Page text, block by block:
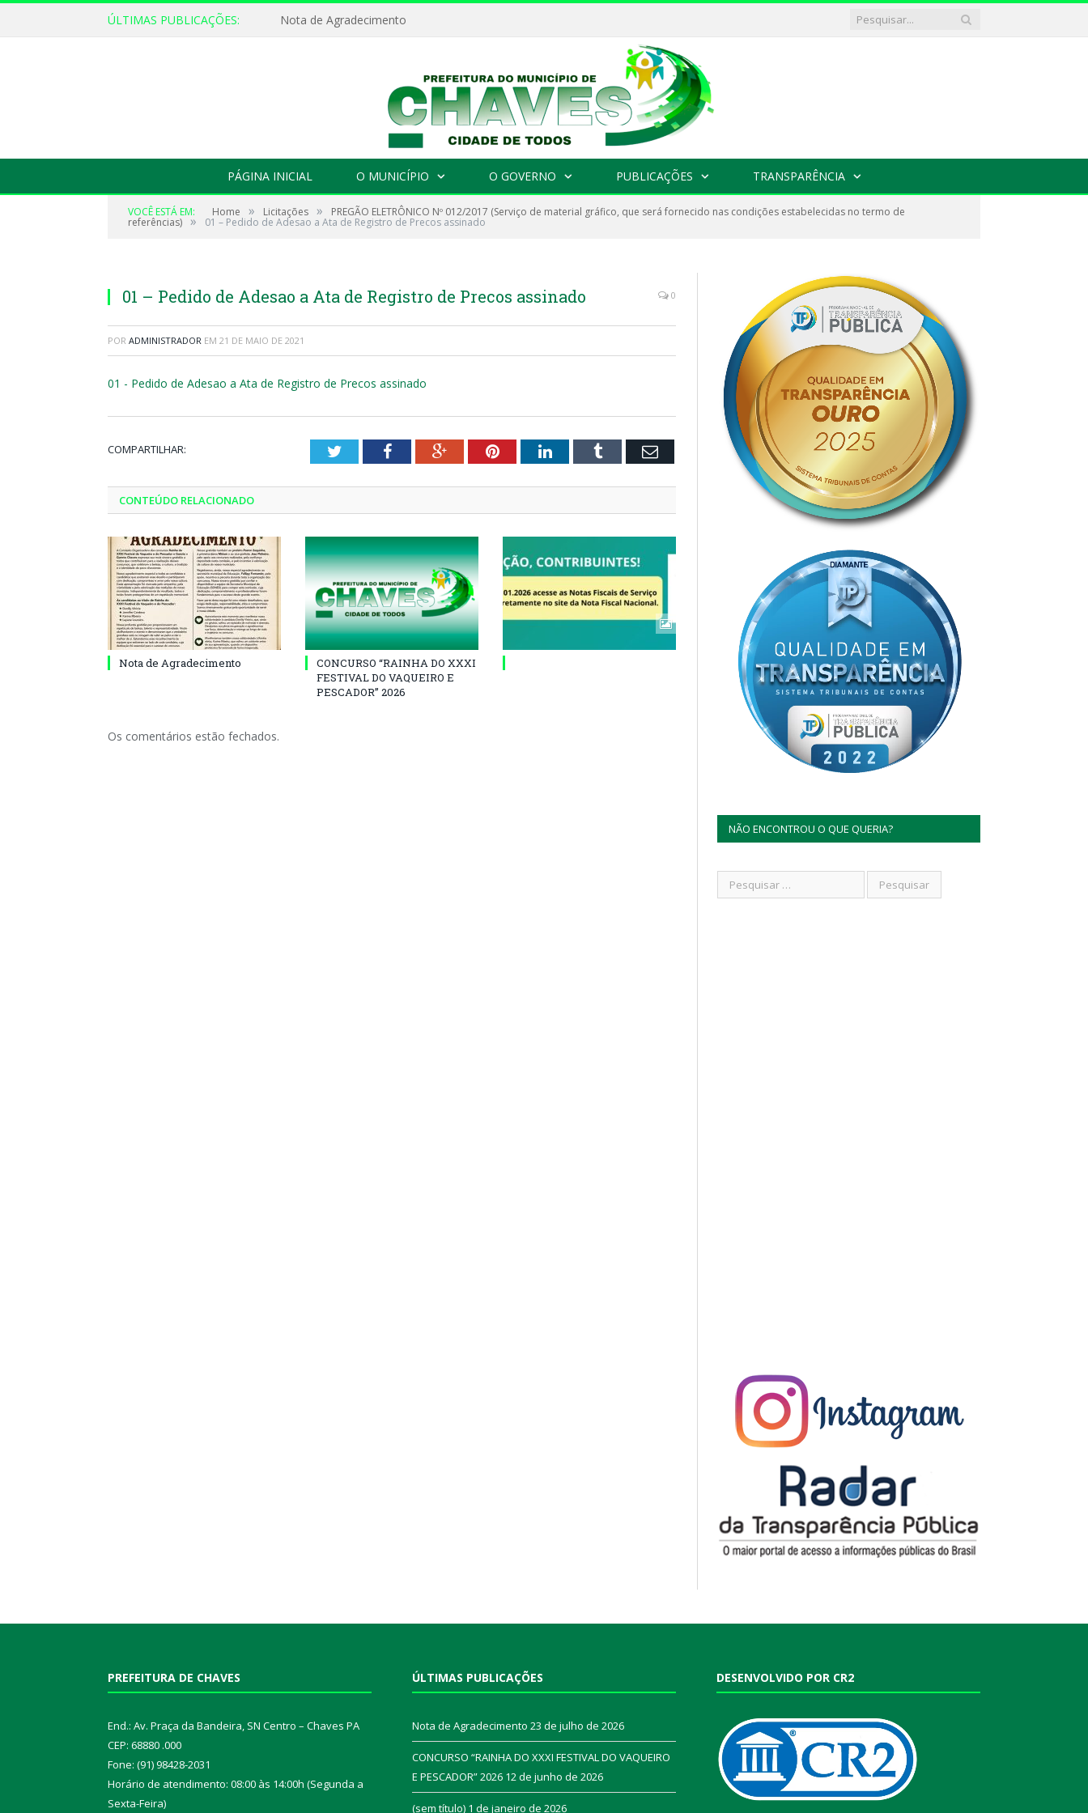
ÚLTIMAS PUBLICAÇÕES: Nota de Agradecimento
PÁGINA INICIAL O MUNICÍPIO O GOVERNO PUBLICAÇÕES TRANSPARÊNCIA
VOCÊ ESTÁ EM: Home » Licitações » PREGÃO ELETRÔNICO Nº 012/2017 (Serviço de material gráfico, que será fornecido nas condições estabelecidas no termo de
referências) » 01 – Pedido de Adesao a Ata de Registro de Precos assinado
01 – Pedido de Adesao a Ata de Registro de Precos assinado 0
POR ADMINISTRADOR EM 21 DE MAIO DE 2021
01 - Pedido de Adesao a Ata de Registro de Precos assinado
COMPARTILHAR: TwitterFacebookGoogle+PinterestLinkedInTumblr Email
CONTEÚDO RELACIONADO
Nota de Agradecimento
CONCURSO “RAINHA DO XXXI
FESTIVAL DO VAQUEIRO E
PESCADOR” 2026
Os comentários estão fechados.
NÃO ENCONTROU O QUE QUERIA?
PREFEITURA DE CHAVES
End.: Av. Praça da Bandeira, SN Centro – Chaves PA
CEP: 68880 .000
Fone: (91) 98428-2031
Horário de atendimento: 08:00 às 14:00h (Segunda a
Sexta-Feira)
ÚLTIMAS PUBLICAÇÕES
Nota de Agradecimento 23 de julho de 2026
CONCURSO “RAINHA DO XXXI FESTIVAL DO VAQUEIRO
E PESCADOR” 2026 12 de junho de 2026
(sem título) 1 de janeiro de 2026
DESENVOLVIDO POR CR2